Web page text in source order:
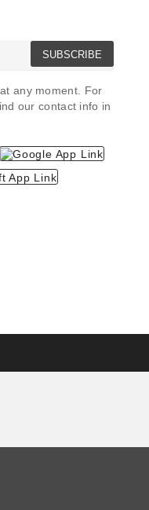
SUBSCRIBE
any moment. For
our contact info in